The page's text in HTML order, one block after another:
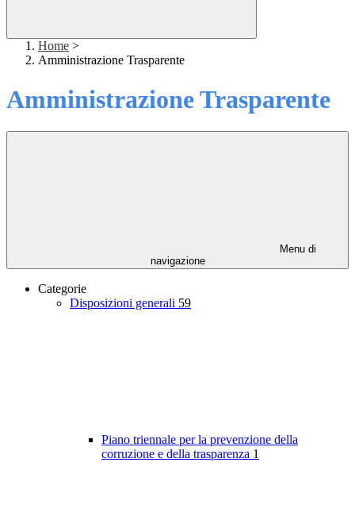
Home >
Amministrazione Trasparente
Amministrazione Trasparente
Menu di
navigazione
Categorie
Disposizioni generali 59
Piano triennale per la prevenzione della
corruzione e della trasparenza 1